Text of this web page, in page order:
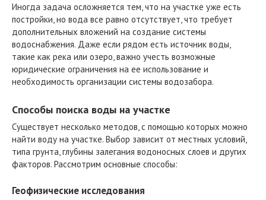
Иногда задача осложняется тем, что на участке уже есть
постройки, но вода все равно отсутствует, что требует
дополнительных вложений на создание системы
водоснабжения. Даже если рядом есть источник воды,
такие как река или озеро, важно учесть возможные
юридические ограничения на ее использование и
необходимость организации системы водозабора.
Способы поиска воды на участке
Существует несколько методов, с помощью которых можно
найти воду на участке. Выбор зависит от местных условий,
типа грунта, глубины залегания водоносных слоев и других
факторов. Рассмотрим основные способы:
Геофизические исследования